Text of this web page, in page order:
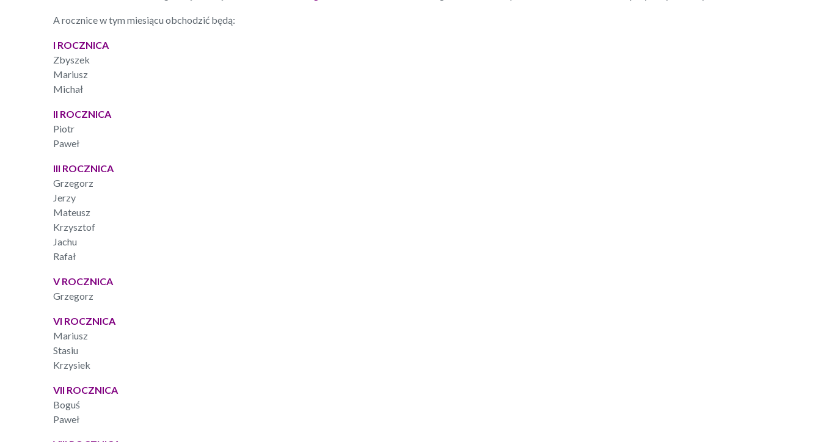
A rocznice w tym miesiącu obchodzić będą:
I ROCZNICA
Zbyszek
Mariusz
Michał
II ROCZNICA
Piotr
Paweł
III ROCZNICA
Grzegorz
Jerzy
Mateusz
Krzysztof
Jachu
Rafał
V ROCZNICA
Grzegorz
VI ROCZNICA
Mariusz
Stasiu
Krzysiek
VII ROCZNICA
Boguś
Paweł